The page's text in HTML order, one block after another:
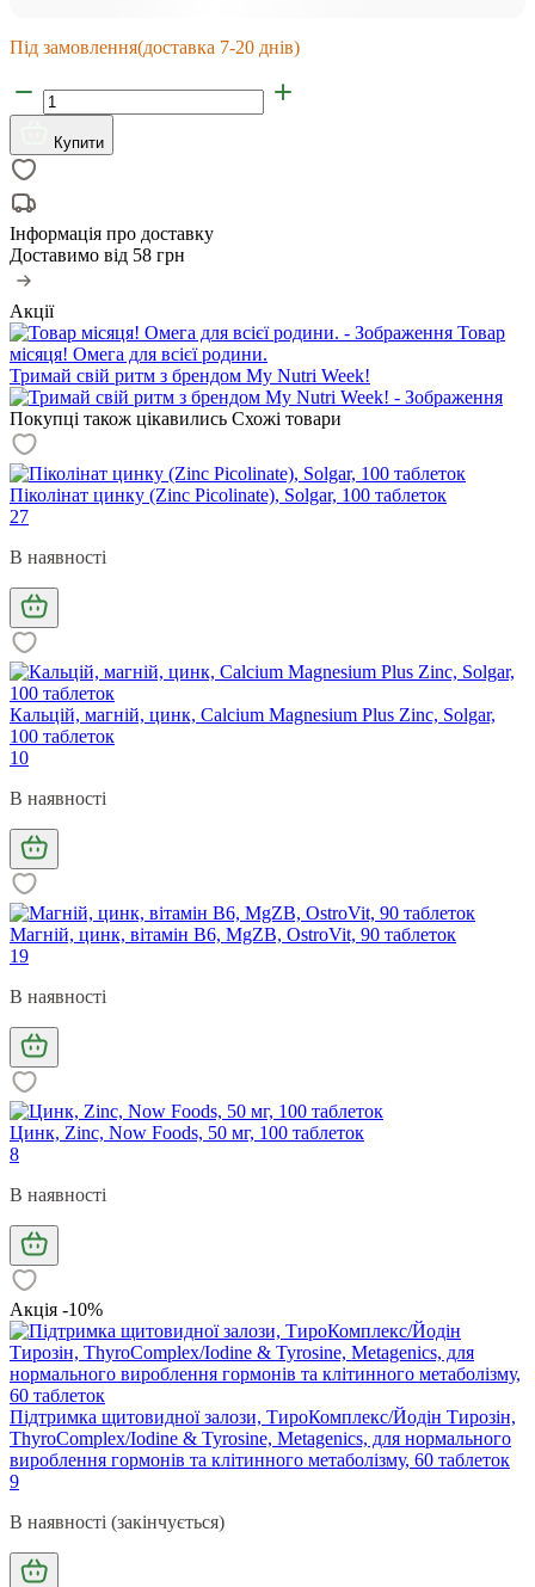
Під замовлення(доставка 7-20 днів)
Купити
Інформація про доставку
Доставимо від 58 грн
Акції
Товар
місяця! Омега для всієї родини.
Тримай свій ритм з брендом My Nutri Week!
Покупці також цікавились Схожі товари
Піколінат цинку (Zinc Picolinate), Solgar, 100 таблеток
27
В наявності
Кальцій, магній, цинк, Calcium Magnesium Plus Zinc, Solgar,
100 таблеток
10
В наявності
Магній, цинк, вітамін B6, MgZB, OstroVit, 90 таблеток
19
В наявності
Цинк, Zinc, Now Foods, 50 мг, 100 таблеток
8
В наявності
Акція -10%
Підтримка щитовидної залози, ТироКомплекс/Йодін Тирозін,
ThyroComplex/Iodine & Tyrosine, Metagenics, для нормального
вироблення гормонів та клітинного метаболізму, 60 таблеток
9
В наявності (закінчується)